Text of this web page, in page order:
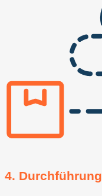
4. Durchführung